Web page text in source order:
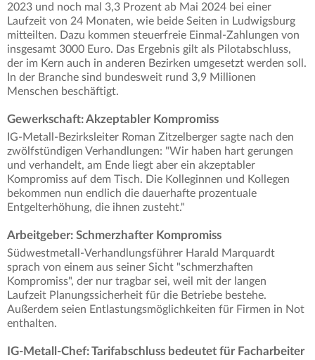
2023 und noch mal 3,3 Prozent ab Mai 2024 bei einer
Laufzeit von 24 Monaten, wie beide Seiten in Ludwigsburg
mitteilten. Dazu kommen steuerfreie Einmal-Zahlungen von
insgesamt 3000 Euro. Das Ergebnis gilt als Pilotabschluss,
der im Kern auch in anderen Bezirken umgesetzt werden soll.
In der Branche sind bundesweit rund 3,9 Millionen
Menschen beschäftigt.
Gewerkschaft: Akzeptabler Kompromiss
IG-Metall-Bezirksleiter Roman Zitzelberger sagte nach den
zwölfstündigen Verhandlungen: "Wir haben hart gerungen
und verhandelt, am Ende liegt aber ein akzeptabler
Kompromiss auf dem Tisch. Die Kolleginnen und Kollegen
bekommen nun endlich die dauerhafte prozentuale
Entgelterhöhung, die ihnen zusteht."
Arbeitgeber: Schmerzhafter Kompromiss
Südwestmetall-Verhandlungsführer Harald Marquardt
sprach von einem aus seiner Sicht "schmerzhaften
Kompromiss", der nur tragbar sei, weil mit der langen
Laufzeit Planungssicherheit für die Betriebe bestehe.
Außerdem seien Entlastungsmöglichkeiten für Firmen in Not
enthalten.
IG-Metall-Chef: Tarifabschluss bedeutet für Facharbeiter